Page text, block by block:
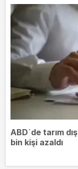
ABD`de tarım
bin kişi azaldı